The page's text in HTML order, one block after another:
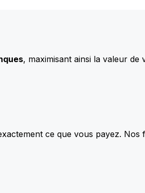
, maximisant ainsi la valeur de
ce que vous payez. Nos